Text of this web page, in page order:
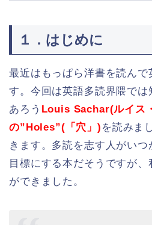
１．はじめに
最近はもっぱら洋書を読んで
す。今回は英語多読界隈で
あろう Louis Sachar(ルイス
の”Holes”(「穴」) を読みま
きます。多読を志す人がいつ
目標にする本だそうですが
ができました。